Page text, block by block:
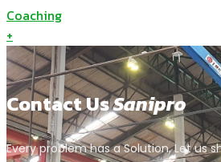
Coaching
+
Contact UsSanipro
Every problem has a Solution, Let us